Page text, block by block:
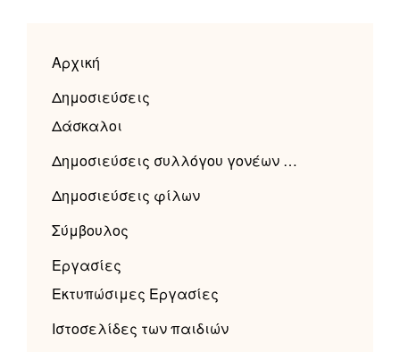
Αρχική
Δημοσιεύσεις
Δάσκαλοι
Δημοσιεύσεις συλλόγου γονέων …
Δημοσιεύσεις φίλων
Σύμβουλος
Εργασίες
Εκτυπώσιμες Εργασίες
Ιστοσελίδες των παιδιών